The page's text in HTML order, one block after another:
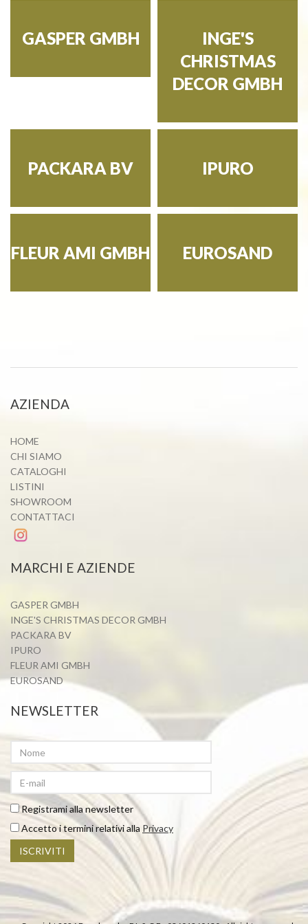
GASPER GMBH
INGE'S
CHRISTMAS
DECOR GMBH
PACKARA BV IPURO
FLEUR AMI GMBH EUROSAND
AZIENDA
HOME
CHI SIAMO
CATALOGHI
LISTINI
SHOWROOM
CONTATTACI
MARCHI E AZIENDE
GASPER GMBH
INGE'S CHRISTMAS DECOR GMBH
PACKARA BV
IPURO
FLEUR AMI GMBH
EUROSAND
NEWSLETTER
Nominativo
Inserisci
l'indirizzo
emailRegistrami alla newsletter
Accetto i termini relativi alla Privacy
ISCRIVITI